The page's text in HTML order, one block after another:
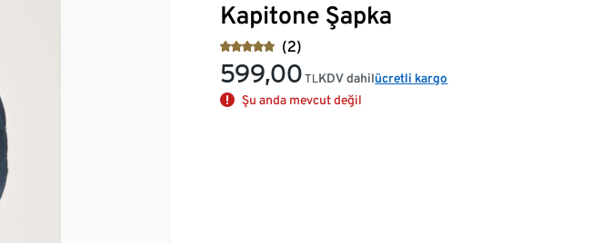
Kapitone Şapka
(2)
599,00 TLKDV dahilücretli kargo
Şu anda mevcut değil